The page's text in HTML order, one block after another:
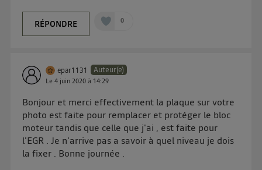
RÉPONDRE 0
epar1131 Auteur(e)
Le4 juin 2020 à 14:29
Bonjour et merci effectivement la plaque sur votre
photo est faite pour remplacer et protéger le bloc
moteur tandis que celle que j'ai , est faite pour
l'EGR . Je n'arrive pas a savoir à quel niveau je dois
la fixer . Bonne journée .